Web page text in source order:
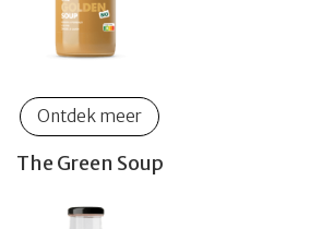
Ontdek meer
The Green Soup